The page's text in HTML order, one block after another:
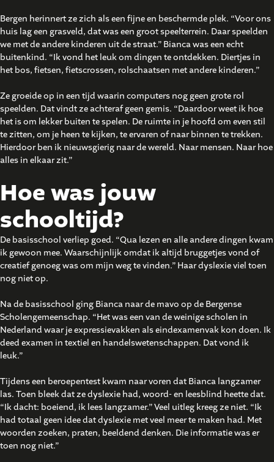
Bergen herinnert ze zich als een fijne en beschermde plek. “Voor ons
huis lag een grasveld, dat was een groot speelterrein. Daar speelden
we met de andere kinderen uit de straat.” Bianca was een echt
buitenkind. “Ik vond het leuk om dingen te ontdekken. Diertjes in
het bos, fietsen, fietscrossen, rolschaatsen met andere kinderen.”
Ze groeide op in een tijd waarin computers nog geen grote rol
speelden. Dat vindt ze achteraf geen gemis. “Daardoor weet ik hoe
het is om lekker buiten te spelen. De ruimte in je hoofd om even stil
te zitten, om je heen te kijken, te ervaren of naar binnen te trekken.
Hierdoor ben ik nieuwsgierig naar de wereld. Naar mensen. Naar hoe
alles in elkaar zit.”
Hoe was jouw
schooltijd?
De basisschool verliep goed. “Qua lezen en alle andere dingen kwam
ik gewoon mee. Waarschijnlijk omdat ik altijd bruggetjes vond of
creatief genoeg was om mijn weg te vinden.” Haar dyslexie viel toen
nog niet op.
Na de basisschool ging Bianca naar de mavo op de Bergense
Scholengemeenschap. “Het was een van de weinige scholen in
Nederland waar je expressievakken als eindexamenvak kon doen. Ik
deed examen in textiel en handelswetenschappen. Dat vond ik
leuk.”
Tijdens een beroepentest kwam naar voren dat Bianca langzamer
las. Toen bleek dat ze dyslexie had, woord- en leesblind heette dat.
“Ik dacht: boeiend, ik lees langzamer.” Veel uitleg kreeg ze niet. “Ik
had totaal geen idee dat dyslexie met veel meer te maken had. Met
woorden zoeken, praten, beeldend denken. Die informatie was er
toen nog niet.”